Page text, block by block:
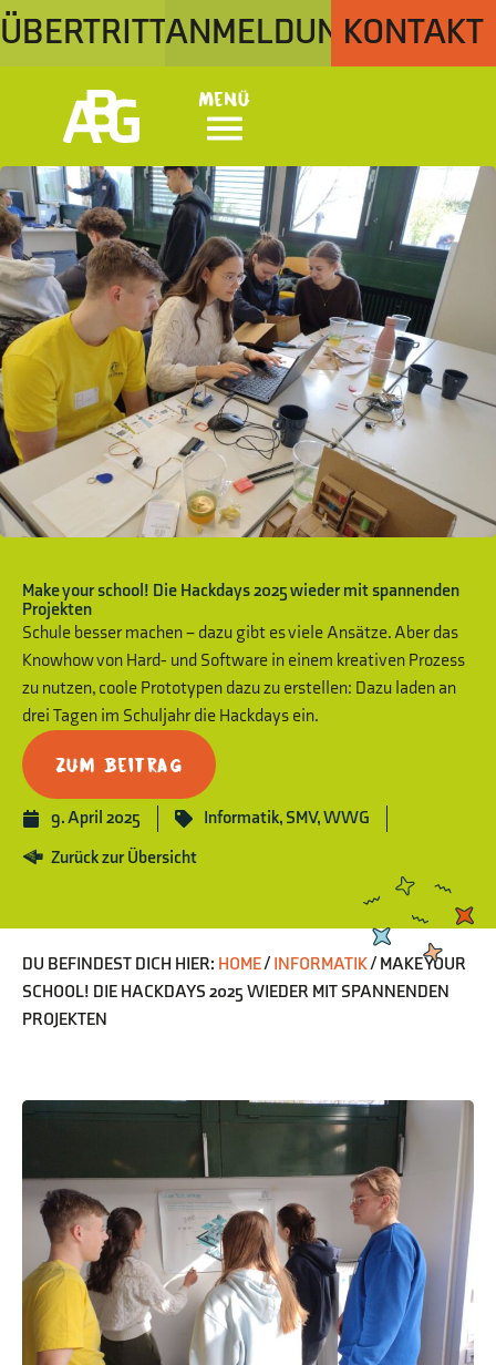
ÜBERTRITTANMELDUNGKONTAKT
Menü
Make your school! Die Hackdays 2025 wieder mit spannenden
Projekten
Schule besser machen – dazu gibt es viele Ansätze. Aber das
Knowhow von Hard- und Software in einem kreativen Prozess
zu nutzen, coole Prototypen dazu zu erstellen: Dazu laden an
drei Tagen im Schuljahr die Hackdays ein.
Zum Beitrag
9. April 2025 Informatik, SMV,WWG
Zurück zur Übersicht
DU BEFINDEST DICH HIER: HOME/ INFORMATIK/ MAKE YOUR
SCHOOL! DIE HACKDAYS 2025 WIEDER MIT SPANNENDEN
PROJEKTEN